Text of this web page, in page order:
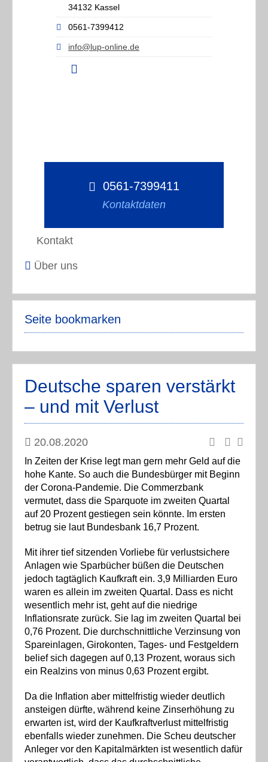
34132 Kassel
0561-7399412
info@lup-online.de
0561-7399411
Kontaktdaten
Kontakt
Über uns
Seite bookmarken
Deutsche sparen verstärkt
– und mit Verlust
20.08.2020
In Zeiten der Krise legt man gern mehr Geld auf die
hohe Kante. So auch die Bundesbürger mit Beginn
der Corona-Pandemie. Die Commerzbank
vermutet, dass die Sparquote im zweiten Quartal
auf 20 Prozent gestiegen sein könnte. Im ersten
betrug sie laut Bundesbank 16,7 Prozent.
Mit ihrer tief sitzenden Vorliebe für verlustsichere
Anlagen wie Sparbücher büßen die Deutschen
jedoch tagtäglich Kaufkraft ein. 3,9 Milliarden Euro
waren es allein im zweiten Quartal. Dass es nicht
wesentlich mehr ist, geht auf die niedrige
Inflationsrate zurück. Sie lag im zweiten Quartal bei
0,76 Prozent. Die durchschnittliche Verzinsung von
Spareinlagen, Girokonten, Tages- und Festgeldern
belief sich dagegen auf 0,13 Prozent, woraus sich
ein Realzins von minus 0,63 Prozent ergibt.
Da die Inflation aber mittelfristig wieder deutlich
ansteigen dürfte, während keine Zinserhöhung zu
erwarten ist, wird der Kaufkraftverlust mittelfristig
ebenfalls wieder zunehmen. Die Scheu deutscher
Anleger vor den Kapitalmärkten ist wesentlich dafür